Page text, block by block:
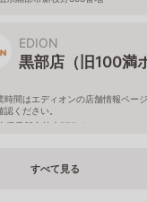
EDION
黒部店（旧100満
時間はエディオンの店舗情報ペー
認ください。
県黒部市植木775-1
すべて見る